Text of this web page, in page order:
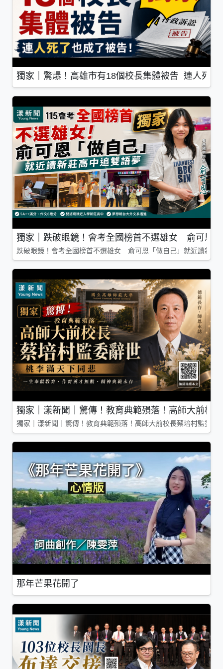
獨家｜驚爆！高雄市有18個校長集體被告 連人死了
獨家｜跌破眼鏡！會考全國榜首不選雄女 俞可恩
跌破眼鏡！會考全國榜首不選雄女 俞可恩「做自己」就近讀新莊
獨家｜漾新聞｜驚傳！教育典範殞落！高師大前校
獨家｜漾新聞｜驚傳！教育典範殞落！高師大前校長蔡培村監委
那年芒果花開了